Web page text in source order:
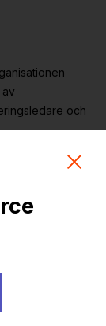
i projekt
mallar
och
vice
Dess 8-12